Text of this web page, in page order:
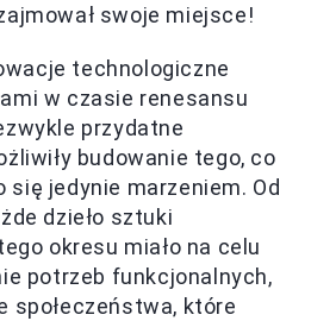
swoje miejsce!
technologiczne
w czasie renesansu
przydatne
budowanie tego, co
się jedynie marzeniem. Od
dzieło sztuki
okresu miało na celu
potrzeb funkcjonalnych,
społeczeństwa, które